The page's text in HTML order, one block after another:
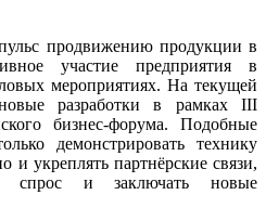
продвижению продукции в
участие предприятия в
мероприятиях. На текущей
разработки в рамках III
бизнес-форума. Подобные
демонстрировать технику
и укреплять партнёрские связи,
спрос и заключать новые